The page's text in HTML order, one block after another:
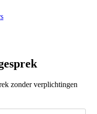
zonder verplichtingen